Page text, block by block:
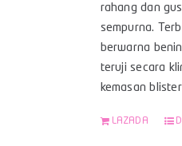
rahang dan
sempurna.
berwarna
teruji secara
kemasan
LAZADA